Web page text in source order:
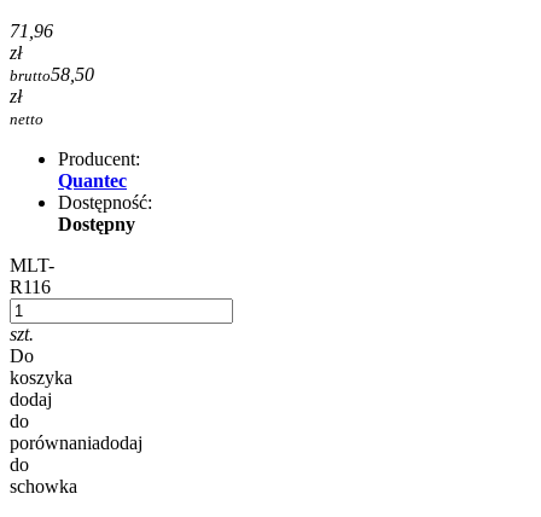
71,96
zł
brutto58,50
zł
netto
Producent:
Quantec
Dostępność:
Dostępny
MLT-
R116
szt.
Do
koszyka
dodaj
do
porównaniadodaj
do
schowka